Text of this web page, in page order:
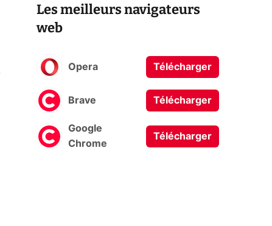
Les meilleurs navigateurs
web
Opera Télécharger
Brave Télécharger
Google
Chrome
Télécharger